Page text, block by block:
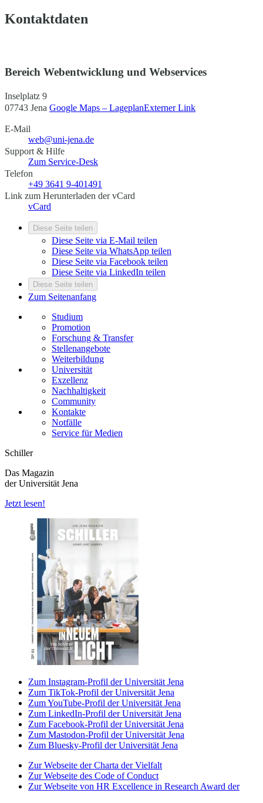
Kontaktdaten
Bereich Webentwicklung und Webservices
Inselplatz 9
07743 Jena Google Maps – LageplanExterner Link
E-Mail
web@uni-jena.de
Support & Hilfe
Zum Service-Desk
Telefon
+49 3641 9-401491
Link zum Herunterladen der vCard
vCard
Diese Seite teilen
Diese Seite via E-Mail teilen
Diese Seite via WhatsApp teilen
Diese Seite via Facebook teilen
Diese Seite via LinkedIn teilen
Diese Seite teilen
Zum Seitenanfang
Studium
Promotion
Forschung & Transfer
Stellenangebote
Weiterbildung
Universität
Exzellenz
Nachhaltigkeit
Community
Kontakte
Notfälle
Service für Medien
Schiller
Das Magazin
der Universität Jena
Jetzt lesen!
Zum Instagram-Profil der Universität Jena
Zum TikTok-Profil der Universität Jena
Zum YouTube-Profil der Universität Jena
Zum LinkedIn-Profil der Universität Jena
Zum Facebook-Profil der Universität Jena
Zum Mastodon-Profil der Universität Jena
Zum Bluesky-Profil der Universität Jena
Zur Webseite der Charta der Vielfalt
Zur Webseite des Code of Conduct
Zur Webseite von HR Excellence in Research Award der